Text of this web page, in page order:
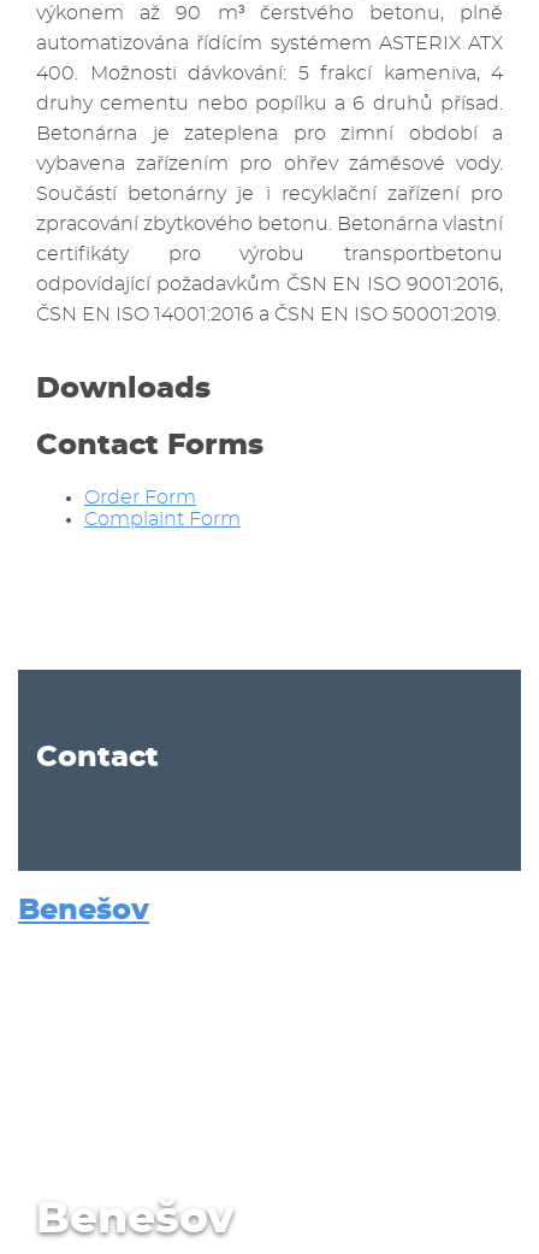
výkonem až 90 m³ čerstvého betonu, plně
automatizována řídícím systémem ASTERIX ATX
400. Možnosti dávkování: 5 frakcí kameniva, 4
druhy cementu nebo popílku a 6 druhů přísad.
Betonárna je zateplena pro zimní období a
vybavena zařízením pro ohřev záměsové vody.
Součástí betonárny je i recyklační zařízení pro
zpracování zbytkového betonu. Betonárna vlastní
certifikáty pro výrobu transportbetonu
odpovídající požadavkům ČSN EN ISO 9001:2016,
ČSN EN ISO 14001:2016 a ČSN EN ISO 50001:2019.
Downloads
Contact Forms
Order Form
Complaint Form
Contact
Benešov
Benešov